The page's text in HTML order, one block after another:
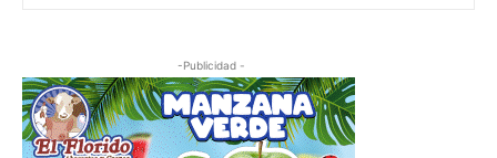
-Publicidad -